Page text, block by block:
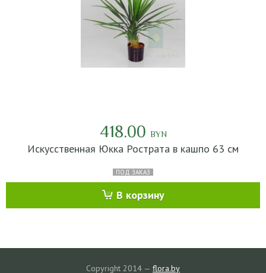
418.00 BYN
Искусственная Юкка Рострата в кашпо 63 см
ПОД ЗАКАЗ
В корзину
Copyright 2014 — flora.by